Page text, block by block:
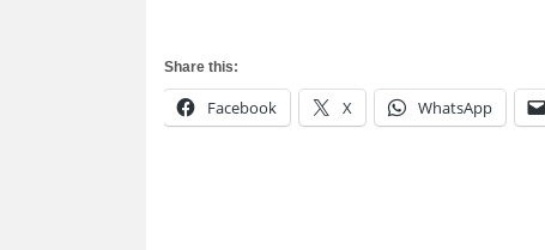
Share this:
Facebook X WhatsApp